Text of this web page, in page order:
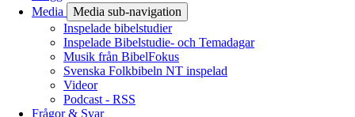
Media
Media sub-navigation
Inspelade bibelstudier
Inspelade Bibelstudie- och Temadagar
Musik från BibelFokus
Svenska Folkbibeln NT inspelad
Videor
Podcast - RSS
Frågor & Svar